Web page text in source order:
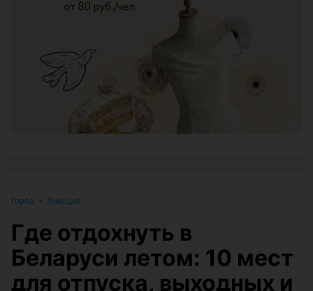
Город • Тема дня
Где отдохнуть в
Беларуси летом: 10 мест
для отпуска, выходных и